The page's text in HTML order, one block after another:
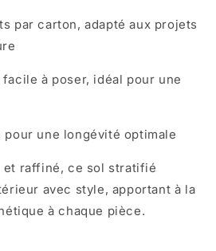
par carton, adapté aux projets
à poser, idéal pour une
pour une longévité optimale
et raffiné, ce sol stratifié
avec style, apportant à la
à chaque pièce.